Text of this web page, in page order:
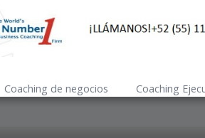
Coaching de negocios Coaching